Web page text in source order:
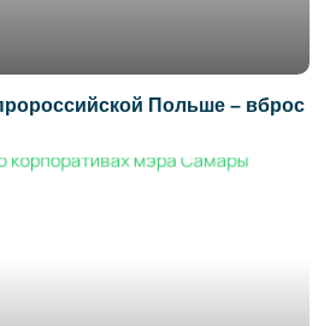
Польше – вброс